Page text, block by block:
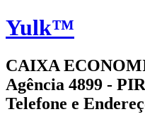
Yulk™
CAIXA
Agência 4899 -
Telefone e